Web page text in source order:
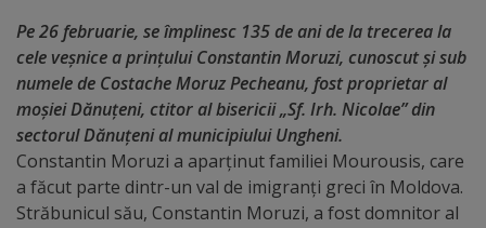
Cetățeni
de
onoare
Deținători
ai
Pe 26 februarie, se împlinesc 135 de ani de la trecerea la
cele veșnice a prințului Constantin Moruzi, cunoscut și sub
numele de Costache Moruz Pecheanu, fost proprietar al
moșiei Dănuțeni, ctitor al bisericii „Sf. Irh. Nicolae” din
sectorul Dănuțeni al municipiului Ungheni.
Constantin Moruzi a aparținut familiei Mourousis, care
a făcut parte dintr-un val de imigranți greci în Moldova.
Străbunicul său, Constantin Moruzi, a fost domnitor al